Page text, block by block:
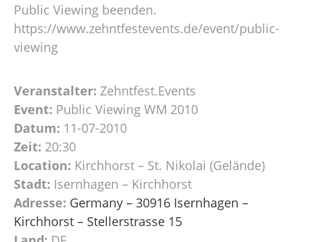
Public Viewing beenden.
https://www.zehntfestevents.de/event/public-
viewing
Veranstalter: Zehntfest.Events
Event: Public Viewing WM 2010
Datum: 11-07-2010
Zeit: 20:30
Location: Kirchhorst – St. Nikolai (Gelände)
Stadt: Isernhagen – Kirchhorst
Adresse: Germany – 30916 Isernhagen –
Kirchhorst – Stellerstrasse 15